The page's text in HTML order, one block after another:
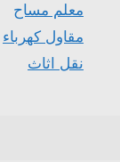
معلم مساح
مقاول كهرباء
نقل اثاث